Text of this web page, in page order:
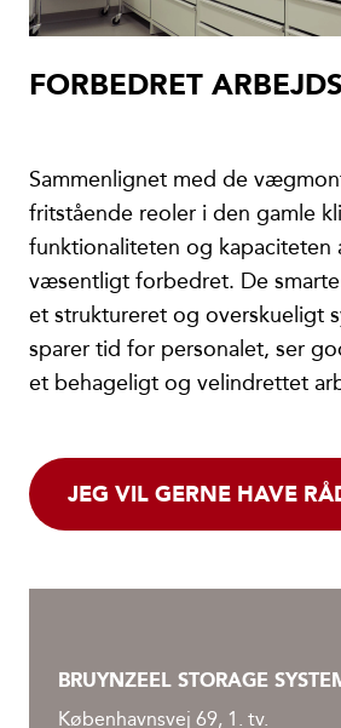
FORBEDRET
Sammenlignet med de
fritstående reoler i den gamle
funktionaliteten og kapaciteten
væsentligt forbedret. De
et struktureret og overskueligt
sparer tid for personalet, ser
et behageligt og velindrettet
JEG VIL GERNE HAVE
BRUYNZEEL STORAGE
Københavnsvej 69, 1. tv.